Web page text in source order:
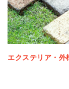
エクステリア・外